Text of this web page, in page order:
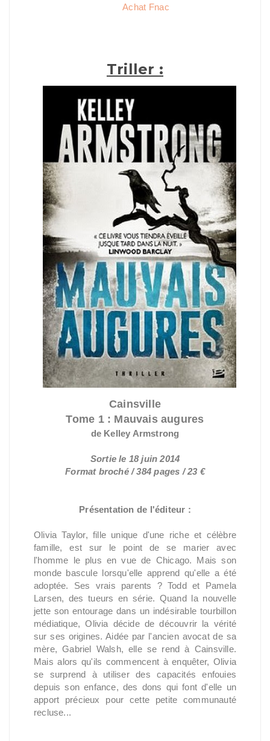
Achat Fnac
Triller :
Cainsville
Tome 1 : Mauvais augures
de Kelley Armstrong
Sortie le 18 juin 2014
Format broché / 384 pages / 23 €
Présentation de l'éditeur :
Olivia Taylor, fille unique d'une riche et célèbre
famille, est sur le point de se marier avec
l'homme le plus en vue de Chicago. Mais son
monde bascule lorsqu'elle apprend qu'elle a été
adoptée. Ses vrais parents ? Todd et Pamela
Larsen, des tueurs en série. Quand la nouvelle
jette son entourage dans un indésirable tourbillon
médiatique, Olivia décide de découvrir la vérité
sur ses origines. Aidée par l'ancien avocat de sa
mère, Gabriel Walsh, elle se rend à Cainsville.
Mais alors qu'ils commencent à enquêter, Olivia
se surprend à utiliser des capacités enfouies
depuis son enfance, des dons qui font d'elle un
apport précieux pour cette petite communauté
recluse...